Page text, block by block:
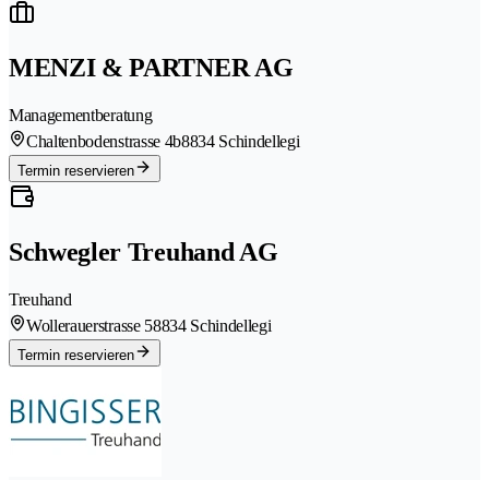
MENZI & PARTNER AG
Managementberatung
Chaltenbodenstrasse 4b8834 Schindellegi
Termin reservieren
Schwegler Treuhand AG
Treuhand
Wollerauerstrasse 58834 Schindellegi
Termin reservieren